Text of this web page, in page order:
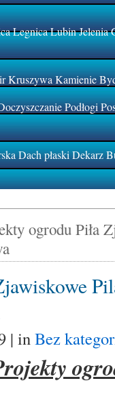
Legnica Lubin
Kruszywa Kamienie
Podłogi
Dach płaski Dekarz
ogrodu Piła
| inBez